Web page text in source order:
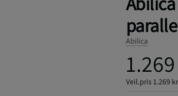
Abilica
Veil.pris1.269 kr